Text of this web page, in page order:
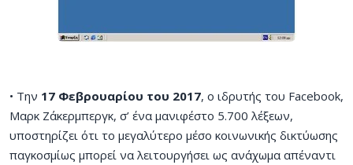
• Την 17 Φεβρουαρίου του 2017, ο ιδρυτής του Facebook,
Μαρκ Ζάκερμπεργκ, σ’ ένα μανιφέστο 5.700 λέξεων,
υποστηρίζει ότι το μεγαλύτερο μέσο κοινωνικής δικτύωσης
παγκοσμίως μπορεί να λειτουργήσει ως ανάχωμα απέναντι